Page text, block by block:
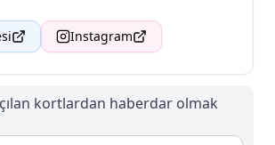
Instagram
kortlardan haberdar olmak